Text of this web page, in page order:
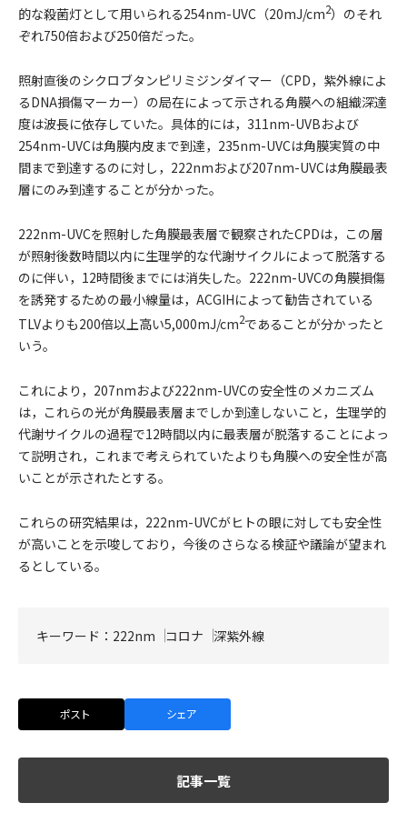
的な殺菌灯として用いられる254nm-UVC（20mJ/cm2）のそれ
ぞれ750倍および250倍だった。
照射直後のシクロブタンピリミジンダイマー（CPD，紫外線によ
るDNA損傷マーカー）の局在によって示される角膜への組織深達
度は波長に依存していた。具体的には，311nm-UVBおよび
254nm-UVCは角膜内皮まで到達，235nm-UVCは角膜実質の中
間まで到達するのに対し，222nmおよび207nm-UVCは角膜最表
層にのみ到達することが分かった。
222nm-UVCを照射した角膜最表層で観察されたCPDは，この層
が照射後数時間以内に生理学的な代謝サイクルによって脱落する
のに伴い，12時間後までには消失した。222nm-UVCの角膜損傷
を誘発するための最小線量は，ACGIHによって勧告されている
TLVよりも200倍以上高い5,000mJ/cm2であることが分かったと
いう。
これにより，207nmおよび222nm-UVCの安全性のメカニズム
は，これらの光が角膜最表層までしか到達しないこと，生理学的
代謝サイクルの過程で12時間以内に最表層が脱落することによっ
て説明され，これまで考えられていたよりも角膜への安全性が高
いことが示されたとする。
これらの研究結果は，222nm-UVCがヒトの眼に対しても安全性
が高いことを示唆しており，今後のさらなる検証や議論が望まれ
るとしている。
キーワード： 222nm コロナ 深紫外線
ポスト シェア
記事一覧